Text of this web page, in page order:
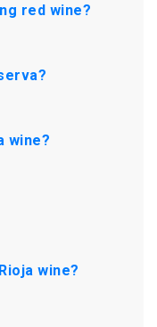
red wine?
wine?
wine?